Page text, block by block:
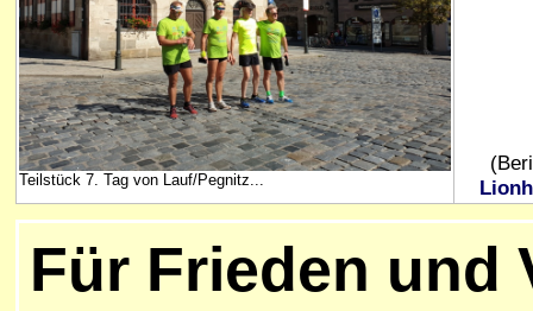
Teilstück 7. Tag von Lauf/Pegnitz...
Für Frieden und